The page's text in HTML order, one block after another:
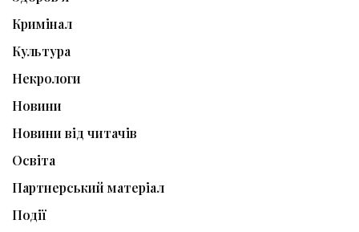
Кримінал
Культура
Некрологи
Новини
Новини від читачів
Освіта
Партнерський матеріал
Події